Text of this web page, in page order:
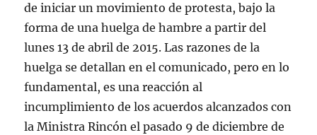
de iniciar un movimiento de protesta, bajo la
forma de una huelga de hambre a partir del
lunes 13 de abril de 2015. Las razones de la
huelga se detallan en el comunicado, pero en lo
fundamental, es una reacción al
incumplimiento de los acuerdos alcanzados con
la Ministra Rincón el pasado 9 de diciembre de